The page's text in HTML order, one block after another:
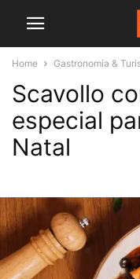
Home Gastronomia &
Scavollo
especial
Natal